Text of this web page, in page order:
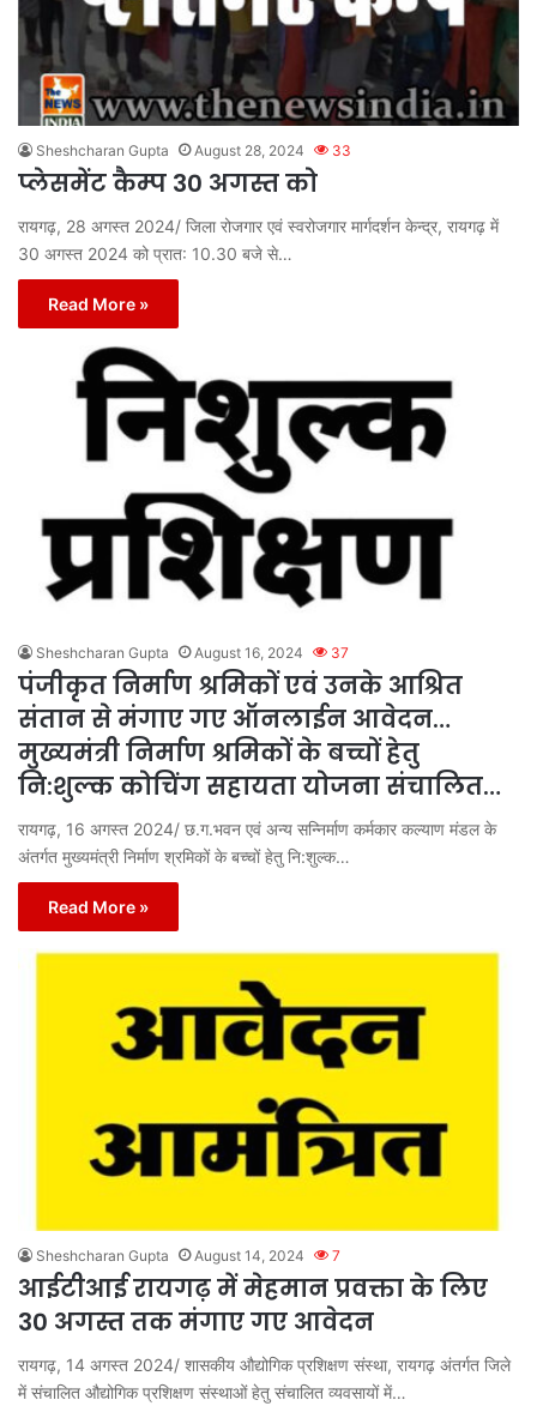
Sheshcharan Gupta August 28, 2024 33
प्लेसमेंट कैम्प 30 अगस्त को
रायगढ़, 28 अगस्त 2024/ जिला रोजगार एवं स्वरोजगार मार्गदर्शन केन्द्र, रायगढ़ में
30 अगस्त 2024 को प्रात: 10.30 बजे से…
Read More »
Sheshcharan Gupta August 16, 2024 37
पंजीकृत निर्माण श्रमिकों एवं उनके आश्रित
संतान से मंगाए गए ऑनलाईन आवेदन…
मुख्यमंत्री निर्माण श्रमिकों के बच्चों हेतु
नि:शुल्क कोचिंग सहायता योजना संचालित…
रायगढ़, 16 अगस्त 2024/ छ.ग.भवन एवं अन्य सन्निर्माण कर्मकार कल्याण मंडल के
अंतर्गत मुख्यमंत्री निर्माण श्रमिकों के बच्चों हेतु नि:शुल्क…
Read More »
Sheshcharan Gupta August 14, 2024 7
आईटीआई रायगढ़ में मेहमान प्रवक्ता के लिए
30 अगस्त तक मंगाए गए आवेदन
रायगढ़, 14 अगस्त 2024/ शासकीय औद्योगिक प्रशिक्षण संस्था, रायगढ़ अंतर्गत जिले
में संचालित औद्योगिक प्रशिक्षण संस्थाओं हेतु संचालित व्यवसायों में…